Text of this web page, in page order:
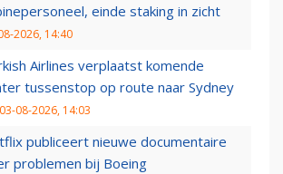
einde staking in zicht
2026, 14:40
Airlines verplaatst komende
tussenstop op route naar Sydney
03-08-2026, 14:03
publiceert nieuwe documentaire
problemen bij Boeing